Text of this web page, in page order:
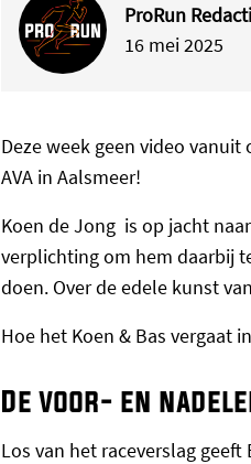
ProRun
16 mei 2025
Deze week geen video
AVA in Aalsmeer!
Koen de Jong is op jacht
verplichting om hem daarbij
doen. Over de edele kunst
Hoe het Koen & Bas vergaat
De voor- en
Los van het raceverslag